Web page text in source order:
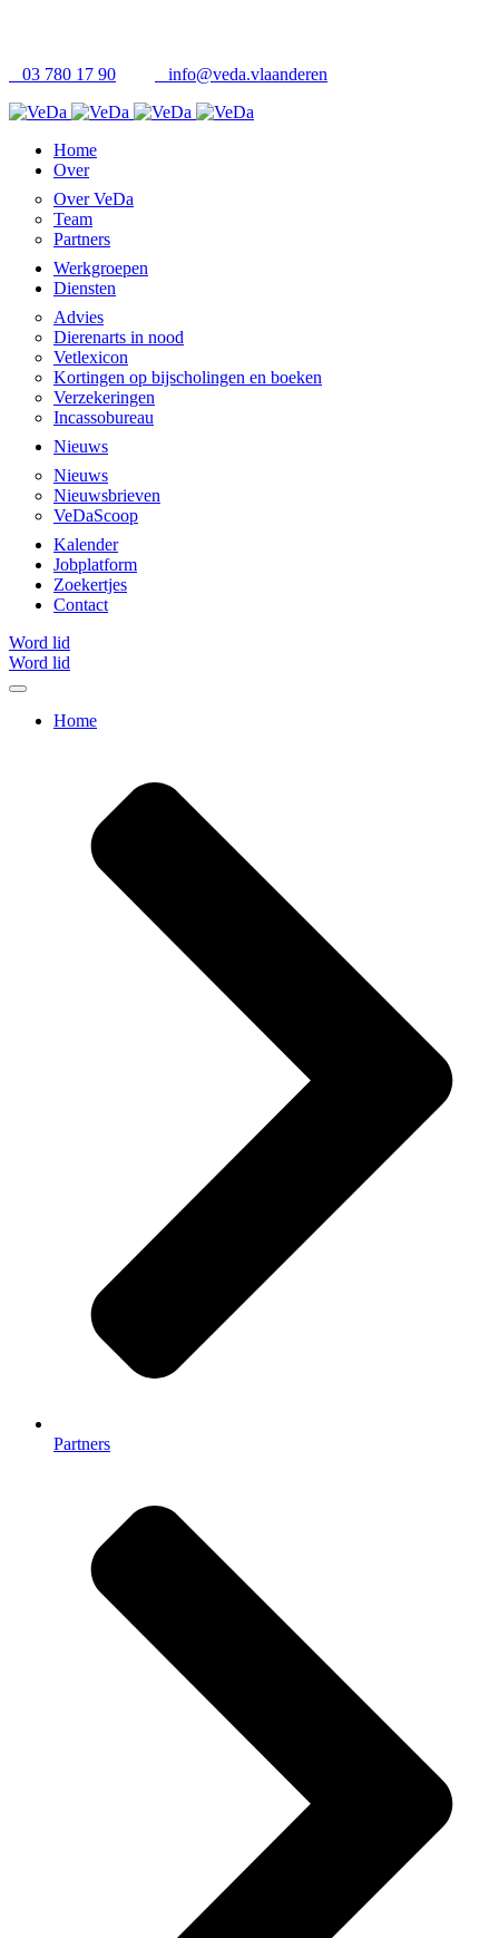
03 780 17 90 info@veda.vlaanderen
Home
Over
Over VeDa
Team
Partners
Werkgroepen
Diensten
Advies
Dierenarts in nood
Vetlexicon
Kortingen op bijscholingen en boeken
Verzekeringen
Incassobureau
Nieuws
Nieuws
Nieuwsbrieven
VeDaScoop
Kalender
Jobplatform
Zoekertjes
Contact
Word lid
Word lid
Home
Partners